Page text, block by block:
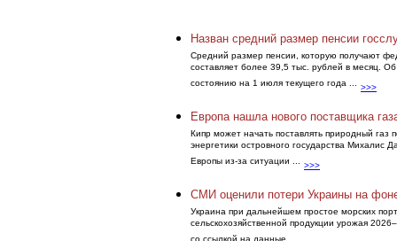
Назван средний размер пенсии
Средний размер пенсии, которую получают
составляет более 39,5 тыс. рублей в месяц.
состоянию на 1 июля текущего года ... >>>
Европа нашла нового поставщика
Кипр может начать поставлять природный
энергетики островного государства
Европы из-за ситуации ... >>>
СМИ оценили потери Украины на
Украина при дальнейшем простое морских
сельскохозяйственной продукции урожая